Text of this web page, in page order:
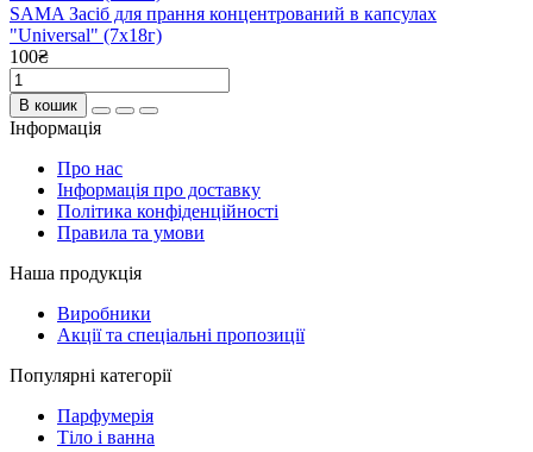
SAMA Засіб для прання концентрований в капсулах
"Universal" (7х18г)
100₴
В кошик
Інформація
Про нас
Інформація про доставку
Політика конфіденційності
Правила та умови
Наша продукція
Виробники
Акції та спеціальні пропозиції
Популярні категорії
Парфумерія
Тіло і ванна